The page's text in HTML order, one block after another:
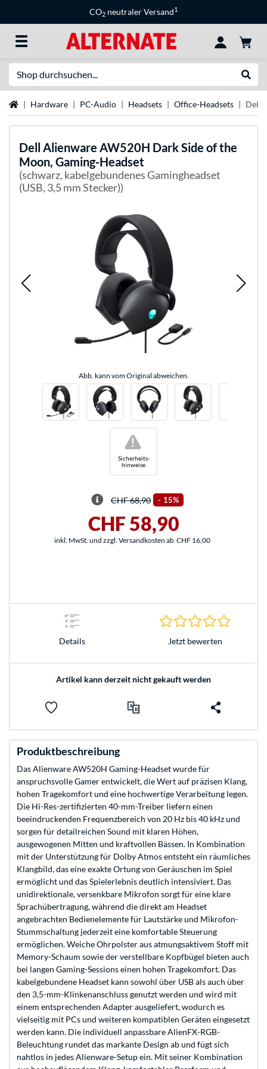
CO2 neutraler Versand1
StartseiteHardware PC-Audio Headsets Office-Headsets Dell
Dell Alienware AW520H Dark Side of the
Moon, Gaming-Headset
(schwarz, kabelgebundenes Gamingheadset
(USB, 3,5 mm Stecker))
Abb. kann vom Original abweichen.
Sicherheits-
hinweise
!
CHF 68,90 - 15%
CHF 58,90
inkl. MwSt. und zzgl. Versandkosten ab CHF 16,00
Details Jetzt bewerten
Artikel kann derzeit nicht gekauft werden
Produktbeschreibung
Das Alienware AW520H Gaming-Headset wurde für
anspruchsvolle Gamer entwickelt, die Wert auf präzisen Klang,
hohen Tragekomfort und eine hochwertige Verarbeitung legen.
Die Hi-Res-zertifizierten 40-mm-Treiber liefern einen
beeindruckenden Frequenzbereich von 20 Hz bis 40 kHz und
sorgen für detailreichen Sound mit klaren Höhen,
ausgewogenen Mitten und kraftvollen Bässen. In Kombination
mit der Unterstützung für Dolby Atmos entsteht ein räumliches
Klangbild, das eine exakte Ortung von Geräuschen im Spiel
ermöglicht und das Spielerlebnis deutlich intensiviert. Das
unidirektionale, versenkbare Mikrofon sorgt für eine klare
Sprachübertragung, während die direkt am Headset
angebrachten Bedienelemente für Lautstärke und Mikrofon-
Stummschaltung jederzeit eine komfortable Steuerung
ermöglichen. Weiche Ohrpolster aus atmungsaktivem Stoff mit
Memory-Schaum sowie der verstellbare Kopfbügel bieten auch
bei langen Gaming-Sessions einen hohen Tragekomfort. Das
kabelgebundene Headset kann sowohl über USB als auch über
den 3,5-mm-Klinkenanschluss genutzt werden und wird mit
einem entsprechenden Adapter ausgeliefert, wodurch es
vielseitig mit PCs und weiteren kompatiblen Geräten eingesetzt
werden kann. Die individuell anpassbare AlienFX-RGB-
Beleuchtung rundet das markante Design ab und fügt sich
nahtlos in jedes Alienware-Setup ein. Mit seiner Kombination